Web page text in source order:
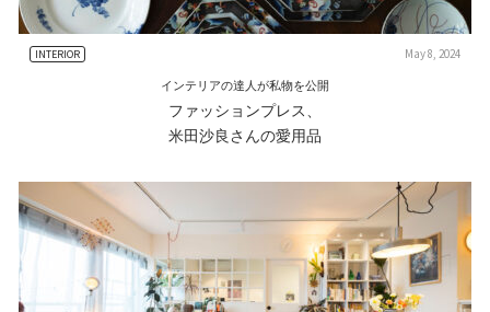
INTERIOR May 8, 2024
インテリアの達人が私物を公開
ファッションプレス、
米田沙良さんの愛用品